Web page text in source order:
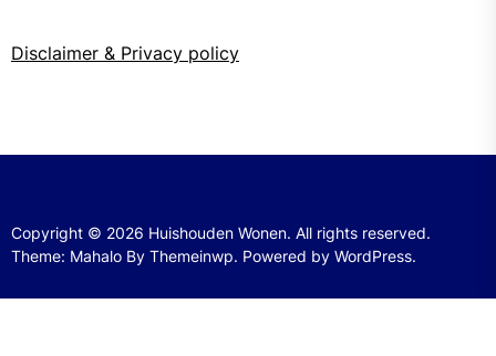
Disclaimer & Privacy policy
Copyright © 2026 Huishouden Wonen. All rights reserved.
Theme: Mahalo By Themeinwp. Powered by WordPress.